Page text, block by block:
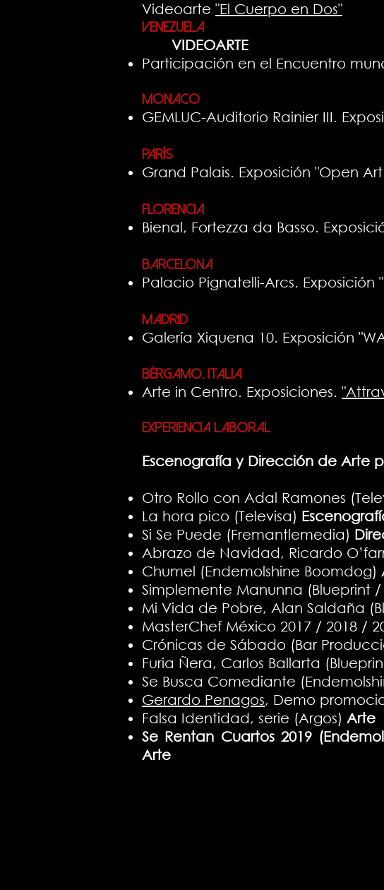
Videoarte "El Cuerpo en Dos"
Venezuela
VIDEOARTE
Participación en el Encuentro
Mónaco
GEMLUC-Auditorio Rainier III.
París
Grand Palais. Exposición "Open
Florencia
Bienal, Fortezza da Basso.
Barcelona
Palacio Pignatelli-Arcs. Exposición
Madrid
Galería Xiquena 10. Exposición
Bérgamo, Italia
Arte in Centro. Exposiciones.
Experiencia laboral
Escenografía y Dirección de Arte
Otro Rollo con Adal Ramones
La hora pico (Televisa)
Si Se Puede (Fremantlemedia)
Abrazo de Navidad, Ricardo
Chumel (Endemolshine Boomdog)
Simplemente Manunna (Blueprint /
Mi Vida de Pobre, Alan Saldaña
MasterChef México 2017 / 2018 /
Crónicas de Sábado (Bar
Furia Ñera, Carlos Ballarta
Se Busca Comediante
Gerardo Penagos, Demo
Falsa Identidad, serie (Argos) Arte
Se Rentan Cuartos 2019
Arte